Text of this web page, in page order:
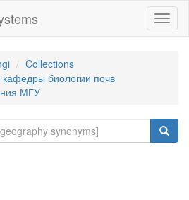
Collections
биологии почв
МГУ